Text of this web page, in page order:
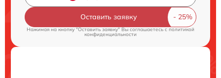
Оставить заявку
Нажимая на кнопку "Оставить заявку" Вы соглашаетесь c политикой
конфиденциальности